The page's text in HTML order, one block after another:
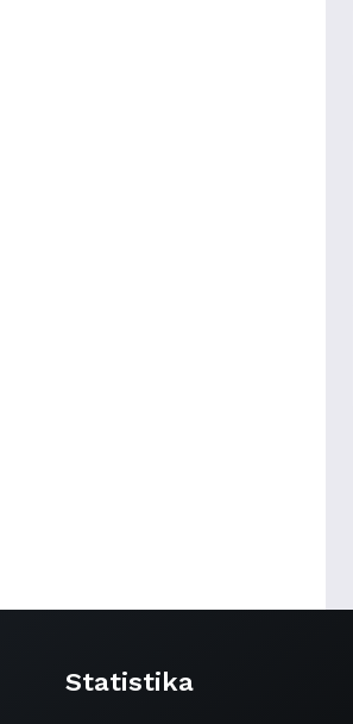
Statistika